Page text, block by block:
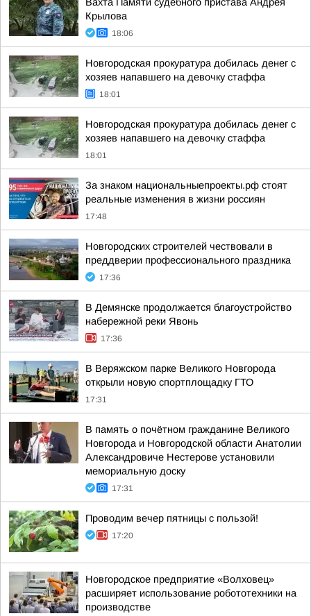
Крылова
18:06
Новгородская прокуратура добилась денег с
хозяев напавшего на девочку стаффа
18:01
Новгородская прокуратура добилась денег с
хозяев напавшего на девочку стаффа
18:01
За знаком национальныепроекты.рф стоят
реальные изменения в жизни россиян
17:48
Новгородских строителей чествовали в
преддверии профессионального праздника
17:36
В Демянске продолжается благоустройство
набережной реки Явонь
17:36
В Веряжском парке Великого Новгорода
открыли новую спортплощадку ГТО
17:31
В память о почётном гражданине Великого
Новгорода и Новгородской области Анатолии
Александровиче Нестерове установили
мемориальную доску
17:31
Проводим вечер пятницы с пользой!
17:20
Новгородское предприятие «Волховец»
расширяет использование робототехники на
производстве